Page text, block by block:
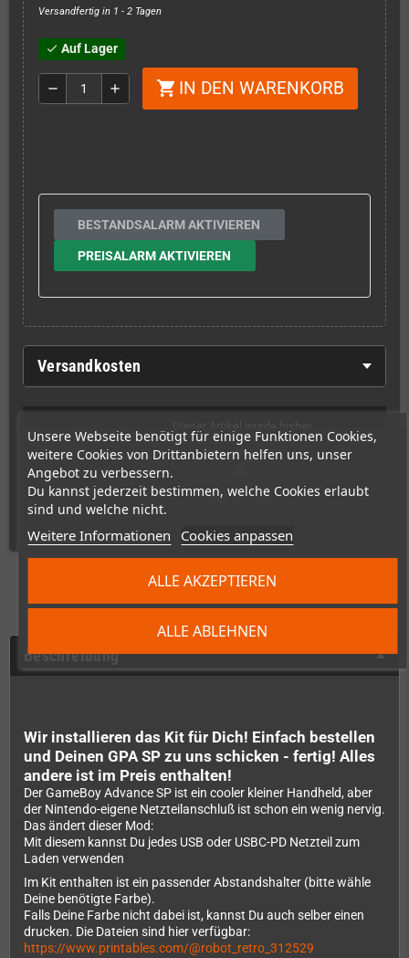
Unsere Webseite benötigt für einige Funktionen Cookies,
weitere Cookies von Drittanbietern helfen uns, unser
Angebot zu verbessern.
Du kannst jederzeit bestimmen, welche Cookies erlaubt
sind und welche nicht.
Weitere Informationen Cookies anpassen
ALLE ABLEHNEN
ALLE AKZEPTIEREN
Versandfertig in 1 - 2 Tagen
check Auf Lager
remove add shopping_cart IN DEN WARENKORB
BESTANDSALARM AKTIVIEREN
PREISALARM AKTIVIEREN
Versandkosten
2
mal verkauft!
Beschreibung
Wir installieren das Kit für Dich! Einfach bestellen
und Deinen GPA SP zu uns schicken - fertig! Alles
andere ist im Preis enthalten!
Der GameBoy Advance SP ist ein cooler kleiner Handheld, aber
der Nintendo-eigene Netzteilanschluß ist schon ein wenig nervig.
Das ändert dieser Mod:
Mit diesem kannst Du jedes USB oder USBC-PD Netzteil zum
Laden verwenden
Im Kit enthalten ist ein passender Abstandshalter (bitte wähle
Deine benötigte Farbe).
Falls Deine Farbe nicht dabei ist, kannst Du auch selber einen
drucken. Die Dateien sind hier verfügbar:
https://www.printables.com/@robot_retro_312529